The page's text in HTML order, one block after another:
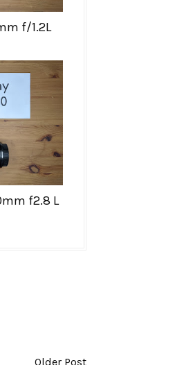
f/1.2L
f2.8 L
Older Post